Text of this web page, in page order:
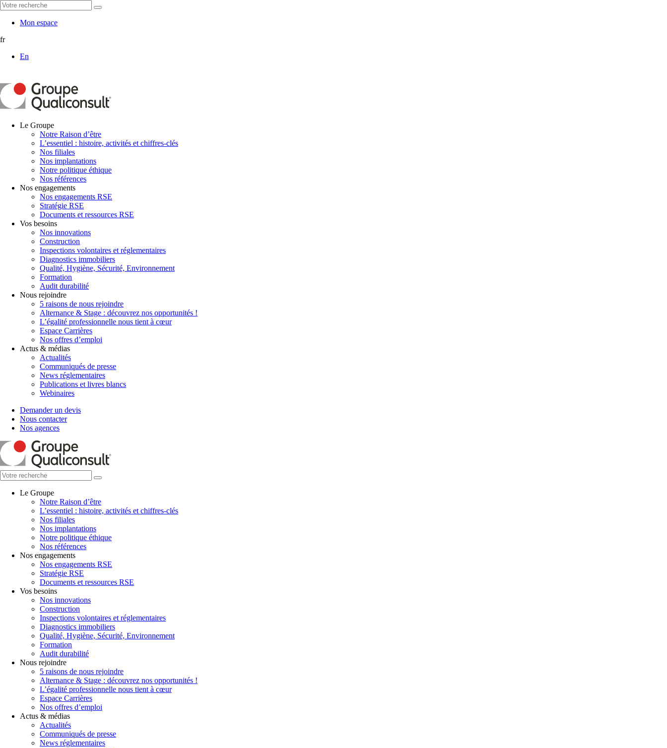
Mon espace
fr
En
Le Groupe
Notre Raison d’être
L’essentiel : histoire, activités et chiffres-clés
Nos filiales
Nos implantations
Notre politique éthique
Nos références
Nos engagements
Nos engagements RSE
Stratégie RSE
Documents et ressources RSE
Vos besoins
Nos innovations
Construction
Inspections volontaires et réglementaires
Diagnostics immobiliers
Qualité, Hygiène, Sécurité, Environnement
Formation
Audit durabilité
Nous rejoindre
5 raisons de nous rejoindre
Alternance & Stage : découvrez nos opportunités !
L’égalité professionnelle nous tient à cœur
Espace Carrières
Nos offres d’emploi
Actus & médias
Actualités
Communiqués de presse
News réglementaires
Publications et livres blancs
Webinaires
Demander un devis
Nous contacter
Nos agences
Le Groupe
Notre Raison d’être
L’essentiel : histoire, activités et chiffres-clés
Nos filiales
Nos implantations
Notre politique éthique
Nos références
Nos engagements
Nos engagements RSE
Stratégie RSE
Documents et ressources RSE
Vos besoins
Nos innovations
Construction
Inspections volontaires et réglementaires
Diagnostics immobiliers
Qualité, Hygiène, Sécurité, Environnement
Formation
Audit durabilité
Nous rejoindre
5 raisons de nous rejoindre
Alternance & Stage : découvrez nos opportunités !
L’égalité professionnelle nous tient à cœur
Espace Carrières
Nos offres d’emploi
Actus & médias
Actualités
Communiqués de presse
News réglementaires